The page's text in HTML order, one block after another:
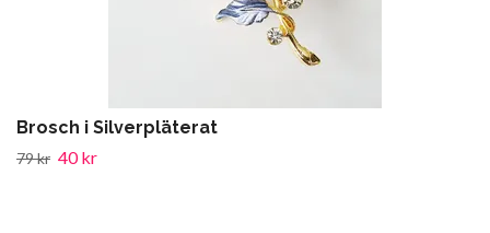
Brosch i Silverpläterat
79 kr 40 kr